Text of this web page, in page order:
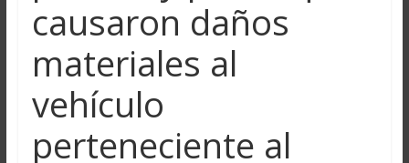
causaron daños
materiales al
vehículo
perteneciente al